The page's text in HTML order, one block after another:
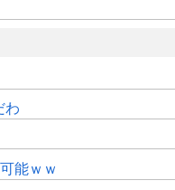
わ
能ｗｗ